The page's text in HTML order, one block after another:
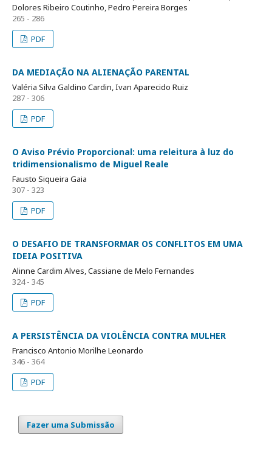
Dolores Ribeiro Coutinho, Pedro Pereira Borges
265 - 286
PDF
DA MEDIAÇÃO NA ALIENAÇÃO PARENTAL
Valéria Silva Galdino Cardin, Ivan Aparecido Ruiz
287 - 306
PDF
O Aviso Prévio Proporcional: uma releitura à luz do
tridimensionalismo de Miguel Reale
Fausto Siqueira Gaia
307 - 323
PDF
O DESAFIO DE TRANSFORMAR OS CONFLITOS EM UMA
IDEIA POSITIVA
Alinne Cardim Alves, Cassiane de Melo Fernandes
324 - 345
PDF
A PERSISTÊNCIA DA VIOLÊNCIA CONTRA MULHER
Francisco Antonio Morilhe Leonardo
346 - 364
PDF
Fazer uma Submissão